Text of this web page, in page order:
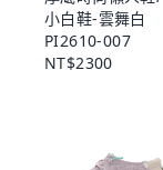
小白鞋-雲舞白
PI2610-007
NT$2300